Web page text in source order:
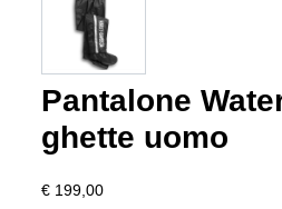
Pantalone
ghette uomo
€ 199,00